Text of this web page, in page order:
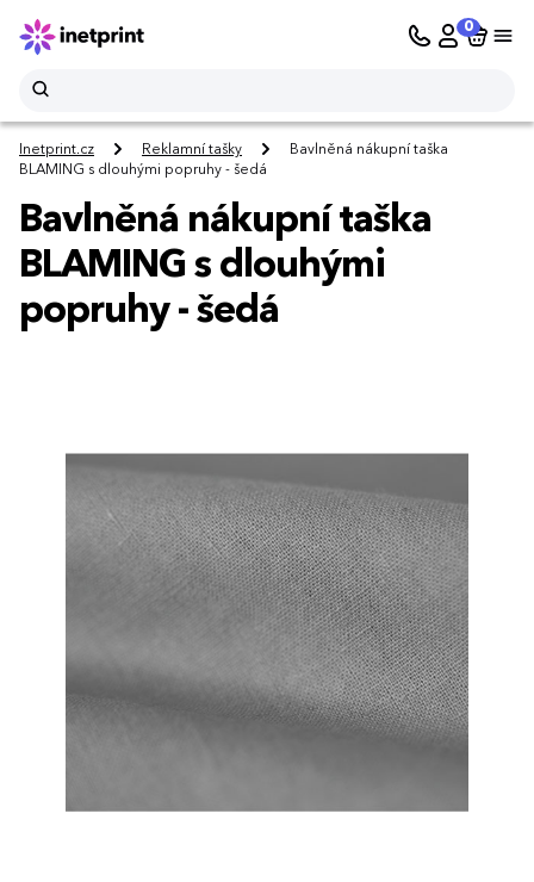
0
Inetprint.cz Reklamní tašky
Bavlněná nákupní taška
BLAMING s dlouhými popruhy - šedá
Bavlněná nákupní taška
BLAMING s dlouhými
popruhy - šedá